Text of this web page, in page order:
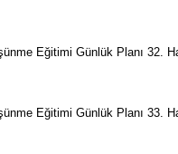
Eğitimi Günlük Planı 32.
Eğitimi Günlük Planı 33.